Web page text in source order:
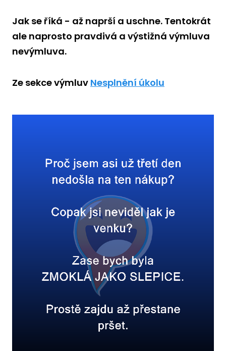
Jak se říká - až naprší a uschne. Tentokrát
ale naprosto pravdivá a výstižná výmluva
nevýmluva.
Ze sekce výmluv Nesplnění úkolu